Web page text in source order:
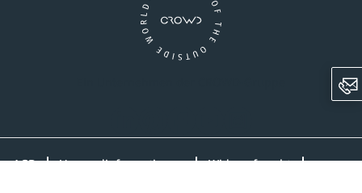
AGB Versandinformationen
Widerrufsrecht